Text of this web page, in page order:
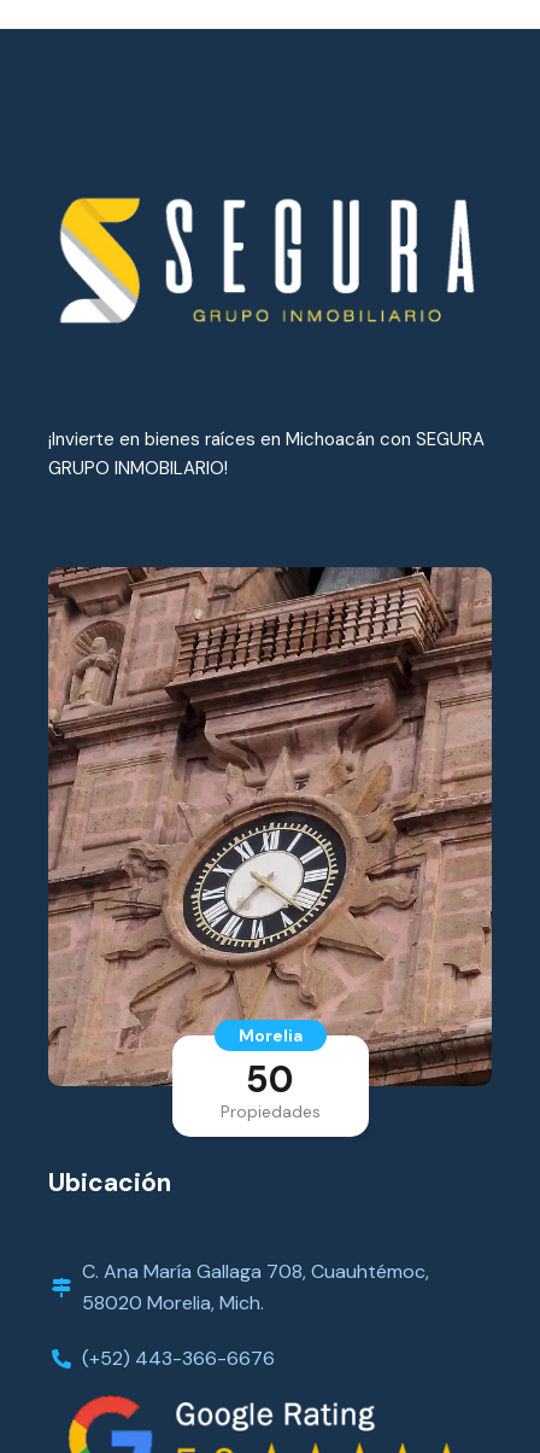
¡Invierte en bienes raíces en Michoacán con SEGURA
GRUPO INMOBILARIO!
Morelia
50
Propiedades
Ubicación
C. Ana María Gallaga 708, Cuauhtémoc,
58020 Morelia, Mich.
(+52) 443-366-6676